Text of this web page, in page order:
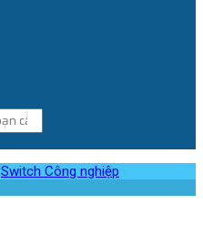
Switch Công nghiệp